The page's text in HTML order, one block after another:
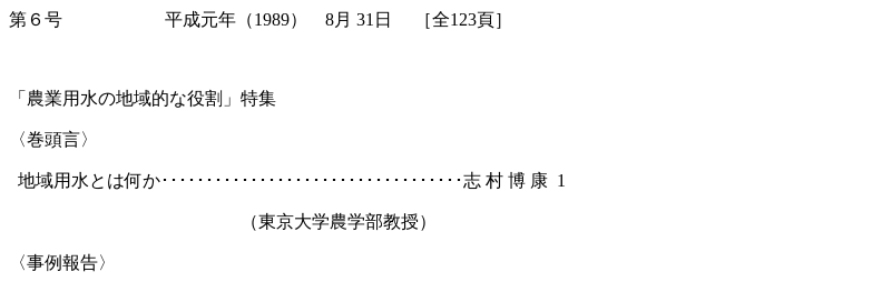
第６号 平成元年（1989） 8月 31 日 ［全123頁］
「農業用水の地域的な役割」特集
〈巻頭言〉
地域用水とは何か･･････････････････････････････････志 村 博 康 1
（東京大学農学部教授）
〈事例報告〉